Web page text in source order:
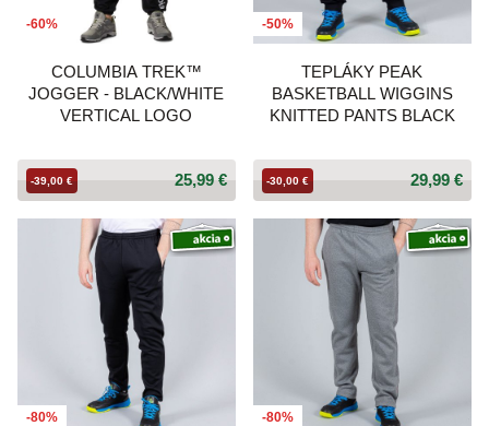
-60%
COLUMBIA TREK™
JOGGER - BLACK/WHITE
VERTICAL LOGO
25,99 €
-39,00 €
-50%
TEPLÁKY PEAK
BASKETBALL WIGGINS
KNITTED PANTS BLACK
29,99 €
-30,00 €
-80% -80%